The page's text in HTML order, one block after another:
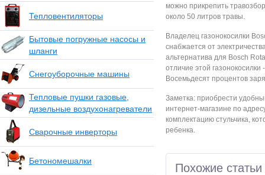
Тепловентиляторы
Бытовые погружные насосы и
шланги
Снегоуборочные машины
Тепловые пушки газовые,
дизельные воздухонагреватели
Сварочные инверторы
Бетономешалки
можно прикрепить
около 50 литров травы.
Владелец газонокосилки
снабжается от
альтернатива для Bosch
отличие этой
Восемьдесят процентов
Заметка: приобрести
интернет-магазине по
комплектацию стульчика,
ребенка.
Похожие статьи